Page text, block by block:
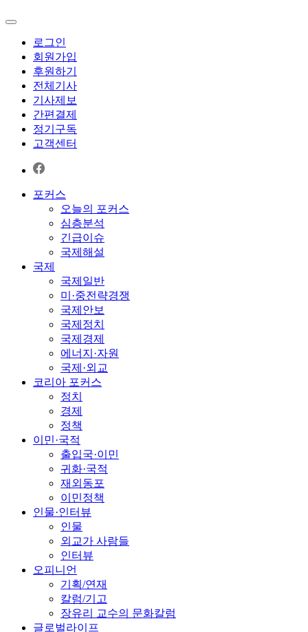
로그인
회원가입
후원하기
전체기사
기사제보
간편결제
정기구독
고객센터
포커스
오늘의 포커스
심층분석
긴급이슈
국제해설
국제
국제일반
미·중전략경쟁
국제안보
국제정치
국제경제
에너지·자원
국제·외교
코리아 포커스
정치
경제
정책
이민·국적
출입국·이민
귀화·국적
재외동포
이민정책
인물·인터뷰
인물
외교가 사람들
인터뷰
오피니언
기획/연재
칼럼/기고
장유리 교수의 문화칼럼
글로벌라이프